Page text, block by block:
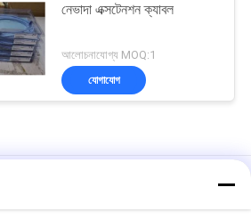
নেভাদা এক্সটেনশন ক্যাবল
আলোচনাযোগ্য MOQ:1
যোগাযোগ
রিভার্স বেন্টলি নেভাডা প্রোব
প্রক্সিমিটি প্রোব 330709-000-050-10-02-00